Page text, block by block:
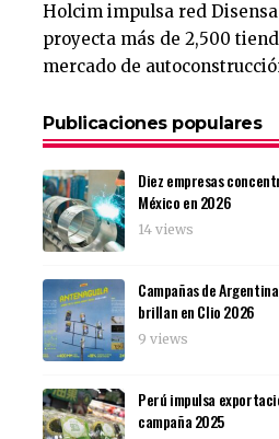
Holcim impulsa red
proyecta más de 2,500
mercado de
Publicaciones populares
Diez empresas
México en 2026
14 views
Campañas de
brillan en Clio 2026
9 views
Perú impulsa
campaña 2025